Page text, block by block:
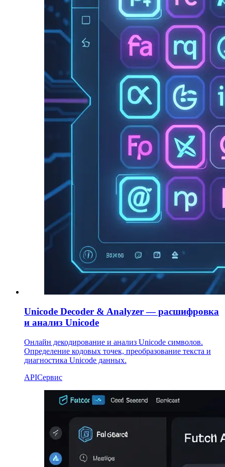
Unicode Decoder & Analyzer — расшифровка
и анализ Unicode
Онлайн декодирование и анализ Unicode символов.
Определение кодовых точек, преобразование текста и
диагностика Unicode данных.
APIСервис